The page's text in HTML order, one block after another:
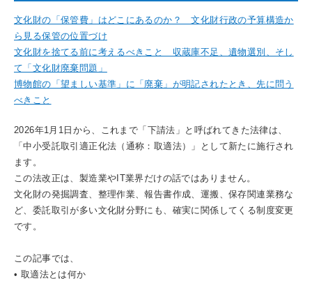
文化財の「保管費」はどこにあるのか？ 文化財行政の予算構造か
ら見る保管の位置づけ
文化財を捨てる前に考えるべきこと 収蔵庫不足、遺物選別、そし
て「文化財廃棄問題」
博物館の「望ましい基準」に「廃棄」が明記されたとき、先に問う
べきこと
2026年1月1日から、これまで「下請法」と呼ばれてきた法律は、
「中小受託取引適正化法（通称：取適法）」として新たに施行され
ます。
この法改正は、製造業やIT業界だけの話ではありません。
文化財の発掘調査、整理作業、報告書作成、運搬、保存関連業務な
ど、委託取引が多い文化財分野にも、確実に関係してくる制度変更
です。
この記事では、
• 取適法とは何か